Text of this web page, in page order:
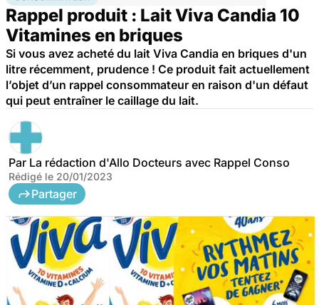
Rappel produit : Lait Viva Candia 10
Vitamines en briques
Si vous avez acheté du lait Viva Candia en briques d'un
litre récemment, prudence ! Ce produit fait actuellement
l’objet d’un rappel consommateur en raison d'un défaut
qui peut entraîner le caillage du lait.
Par La rédaction d'Allo Docteurs avec Rappel Conso
Rédigé le 20/01/2023
Partager